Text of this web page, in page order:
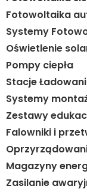
Fotowoltaika
Systemy
Oświetlenie
Pompy ciepła
Stacje
Systemy
Zestawy
Falowniki i
Magazyny
Zasilanie